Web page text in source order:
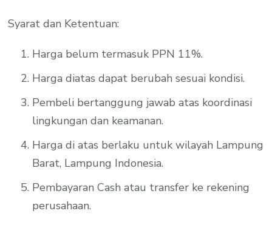
Syarat dan Ketentuan:
Harga belum termasuk PPN 11%.
Harga diatas dapat berubah sesuai kondisi.
Pembeli bertanggung jawab atas koordinasi
lingkungan dan keamanan.
Harga di atas berlaku untuk wilayah Lampung
Barat, Lampung Indonesia.
Pembayaran Cash atau transfer ke rekening
perusahaan.